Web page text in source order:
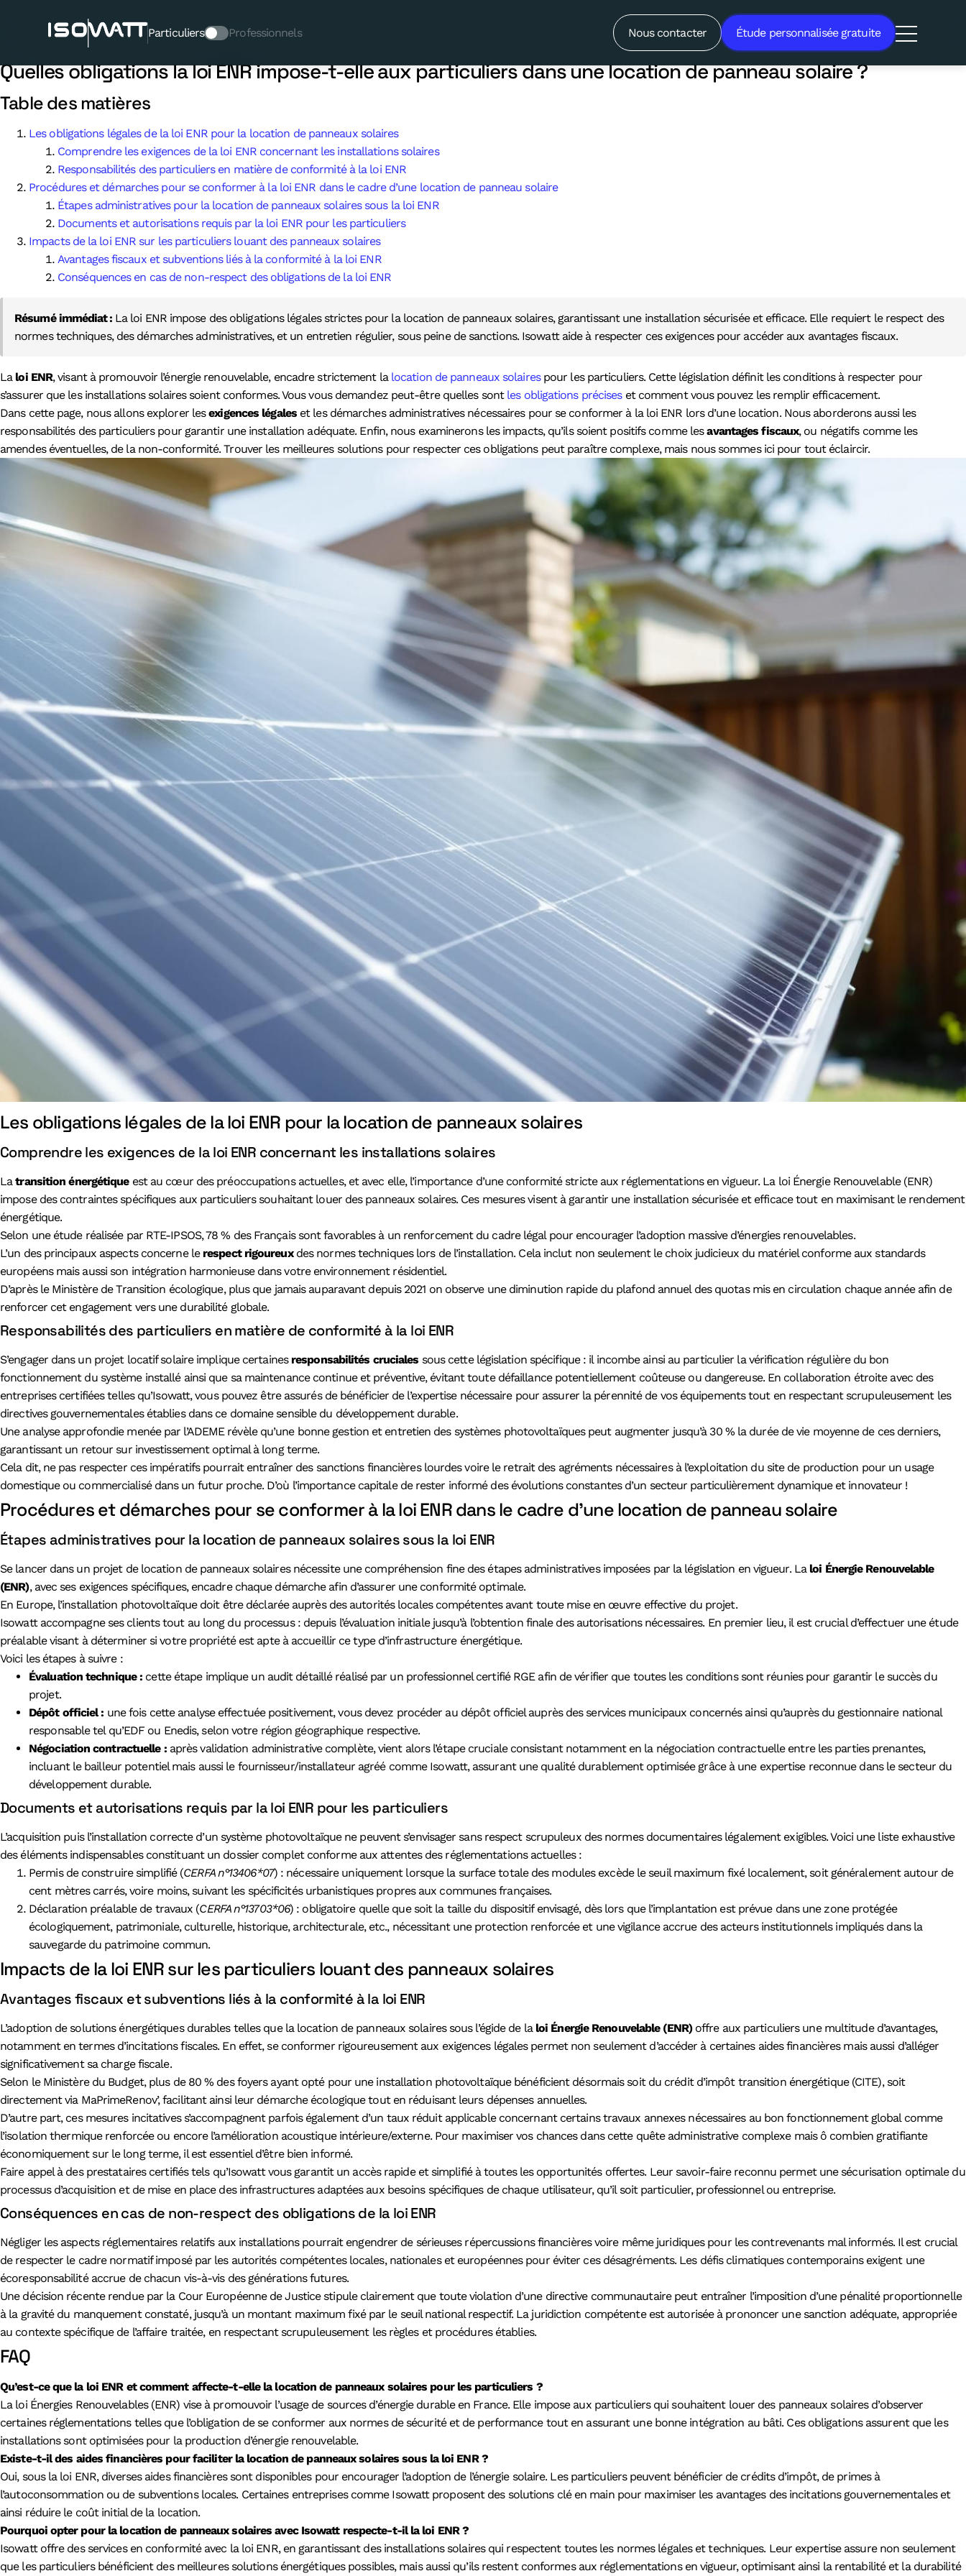
Particuliers Professionnels Nous contacter Étude personnalisée gratuite
Quelles obligations la loi ENR impose-t-elle aux particuliers dans une location de panneau
solaire ?
Quelles obligations la loi ENR impose-t-elle aux particuliers dans une location de panneau solaire ?
Table des matières
Les obligations légales de la loi ENR pour la location de panneaux solaires
Comprendre les exigences de la loi ENR concernant les installations solaires
Responsabilités des particuliers en matière de conformité à la loi ENR
Procédures et démarches pour se conformer à la loi ENR dans le cadre d’une location de panneau solaire
Étapes administratives pour la location de panneaux solaires sous la loi ENR
Documents et autorisations requis par la loi ENR pour les particuliers
Impacts de la loi ENR sur les particuliers louant des panneaux solaires
Avantages fiscaux et subventions liés à la conformité à la loi ENR
Conséquences en cas de non-respect des obligations de la loi ENR
Résumé immédiat : La loi ENR impose des obligations légales strictes pour la location de panneaux solaires, garantissant une installation sécurisée et efficace. Elle requiert le respect des
normes techniques, des démarches administratives, et un entretien régulier, sous peine de sanctions. Isowatt aide à respecter ces exigences pour accéder aux avantages fiscaux.
La loi ENR, visant à promouvoir l’énergie renouvelable, encadre strictement la location de panneaux solairespour les particuliers. Cette législation définit les conditions à respecter pour
s’assurer que les installations solaires soient conformes. Vous vous demandez peut-être quelles sontles obligations préciseset comment vous pouvez les remplir efficacement.
Dans cette page, nous allons explorer lesexigences légaleset les démarches administratives nécessaires pour se conformer à la loi ENR lors d’une location. Nous aborderons aussi les
responsabilités des particuliers pour garantir une installation adéquate. Enfin, nous examinerons les impacts, qu’ils soient positifs comme lesavantages fiscaux, ou négatifs comme les
amendes éventuelles, de la non-conformité. Trouver les meilleures solutions pour respecter ces obligations peut paraître complexe, mais nous sommes ici pour tout éclaircir.
Les obligations légales de la loi ENR pour la location de panneaux solaires
Comprendre les exigences de la loi ENR concernant les installations solaires
Latransition énergétiqueest au cœur des préoccupations actuelles, et avec elle, l’importance d’une conformité stricte aux réglementations en vigueur. La loi Énergie Renouvelable (ENR)
impose des contraintes spécifiques aux particuliers souhaitant louer des panneaux solaires. Ces mesures visent à garantir une installation sécurisée et efficace tout en maximisant le rendement
énergétique.
Selon une étude réalisée par RTE-IPSOS, 78 % des Français sont favorables à un renforcement du cadre légal pour encourager l’adoption massive d’énergies renouvelables.
L’un des principaux aspects concerne le respect rigoureuxdes normes techniques lors de l’installation. Cela inclut non seulement le choix judicieux du matériel conforme aux standards
européens mais aussi son intégration harmonieuse dans votre environnement résidentiel.
D’après le Ministère de Transition écologique, plus que jamais auparavant depuis 2021 on observe une diminution rapide du plafond annuel des quotas mis en circulation chaque année afin de
renforcer cet engagement vers une durabilité globale.
Responsabilités des particuliers en matière de conformité à la loi ENR
S’engager dans un projet locatif solaire implique certaines responsabilités cruciales sous cette législation spécifique : il incombe ainsi au particulier la vérification régulière du bon
fonctionnement du système installé ainsi que sa maintenance continue et préventive, évitant toute défaillance potentiellement coûteuse ou dangereuse. En collaboration étroite avec des
entreprises certifiées telles qu’Isowatt, vous pouvez être assurés de bénéficier de l’expertise nécessaire pour assurer la pérennité de vos équipements tout en respectant scrupuleusement les
directives gouvernementales établies dans ce domaine sensible du développement durable.
Une analyse approfondie menée par l’ADEME révèle qu’une bonne gestion et entretien des systèmes photovoltaïques peut augmenter jusqu’à 30 % la durée de vie moyenne de ces derniers,
garantissant un retour sur investissement optimal à long terme.
Cela dit, ne pas respecter ces impératifs pourrait entraîner des sanctions financières lourdes voire le retrait des agréments nécessaires à l’exploitation du site de production pour un usage
domestique ou commercialisé dans un futur proche. D’où l’importance capitale de rester informé des évolutions constantes d’un secteur particulièrement dynamique et innovateur !
Procédures et démarches pour se conformer à la loi ENR dans le cadre d’une location de panneau solaire
Étapes administratives pour la location de panneaux solaires sous la loi ENR
Se lancer dans un projet de location de panneaux solaires nécessite une compréhension fine des étapes administratives imposées par la législation en vigueur. La loi Énergie Renouvelable
(ENR), avec ses exigences spécifiques, encadre chaque démarche afin d’assurer une conformité optimale.
En Europe, l’installation photovoltaïque doit être déclarée auprès des autorités locales compétentes avant toute mise en œuvre effective du projet.
Isowatt accompagne ses clients tout au long du processus : depuis l’évaluation initiale jusqu’à l’obtention finale des autorisations nécessaires. En premier lieu, il est crucial d’effectuer une étude
préalable visant à déterminer si votre propriété est apte à accueillir ce type d’infrastructure énergétique.
Voici les étapes à suivre :
Évaluation technique : cette étape implique un audit détaillé réalisé par un professionnel certifié RGE afin de vérifier que toutes les conditions sont réunies pour garantir le succès du
projet.
Dépôt officiel : une fois cette analyse effectuée positivement, vous devez procéder au dépôt officiel auprès des services municipaux concernés ainsi qu’auprès du gestionnaire national
responsable tel qu’EDF ou Enedis, selon votre région géographique respective.
Négociation contractuelle :après validation administrative complète, vient alors l’étape cruciale consistant notamment en la négociation contractuelle entre les parties prenantes,
incluant le bailleur potentiel mais aussi le fournisseur/installateur agréé comme Isowatt, assurant une qualité durablement optimisée grâce à une expertise reconnue dans le secteur du
développement durable.
Documents et autorisations requis par la loi ENR pour les particuliers
L’acquisition puis l’installation correcte d’un système photovoltaïque ne peuvent s’envisager sans respect scrupuleux des normes documentaires légalement exigibles. Voici une liste exhaustive
des éléments indispensables constituant un dossier complet conforme aux attentes des réglementations actuelles :
Permis de construire simplifié (CERFA n°13406*07) : nécessaire uniquement lorsque la surface totale des modules excède le seuil maximum fixé localement, soit généralement autour de
cent mètres carrés, voire moins, suivant les spécificités urbanistiques propres aux communes françaises.
Déclaration préalable de travaux (CERFA n°13703*06) : obligatoire quelle que soit la taille du dispositif envisagé, dès lors que l’implantation est prévue dans une zone protégée
écologiquement, patrimoniale, culturelle, historique, architecturale, etc., nécessitant une protection renforcée et une vigilance accrue des acteurs institutionnels impliqués dans la
sauvegarde du patrimoine commun.
Impacts de la loi ENR sur les particuliers louant des panneaux solaires
Avantages fiscaux et subventions liés à la conformité à la loi ENR
L’adoption de solutions énergétiques durables telles que la location de panneaux solaires sous l’égide de la loi Énergie Renouvelable (ENR)offre aux particuliers une multitude d’avantages,
notamment en termes d’incitations fiscales. En effet, se conformer rigoureusement aux exigences légales permet non seulement d’accéder à certaines aides financières mais aussi d’alléger
significativement sa charge fiscale.
Selon le Ministère du Budget, plus de 80 % des foyers ayant opté pour une installation photovoltaïque bénéficient désormais soit du crédit d’impôt transition énergétique (CITE), soit
directement via MaPrimeRenov’, facilitant ainsi leur démarche écologique tout en réduisant leurs dépenses annuelles.
D’autre part, ces mesures incitatives s’accompagnent parfois également d’un taux réduit applicable concernant certains travaux annexes nécessaires au bon fonctionnement global comme
l’isolation thermique renforcée ou encore l’amélioration acoustique intérieure/externe. Pour maximiser vos chances dans cette quête administrative complexe mais ô combien gratifiante
économiquement sur le long terme, il est essentiel d’être bien informé.
Faire appel à des prestataires certifiés tels qu’Isowatt vous garantit un accès rapide et simplifié à toutes les opportunités offertes. Leur savoir-faire reconnu permet une sécurisation optimale du
processus d’acquisition et de mise en place des infrastructures adaptées aux besoins spécifiques de chaque utilisateur, qu’il soit particulier, professionnel ou entreprise.
Conséquences en cas de non-respect des obligations de la loi ENR
Négliger les aspects réglementaires relatifs aux installations pourrait engendrer de sérieuses répercussions financières voire même juridiques pour les contrevenants mal informés. Il est crucial
de respecter le cadre normatif imposé par les autorités compétentes locales, nationales et européennes pour éviter ces désagréments. Les défis climatiques contemporains exigent une
écoresponsabilité accrue de chacun vis-à-vis des générations futures.
Une décision récente rendue par la Cour Européenne de Justice stipule clairement que toute violation d’une directive communautaire peut entraîner l’imposition d’une pénalité proportionnelle
à la gravité du manquement constaté, jusqu’à un montant maximum fixé par le seuil national respectif. La juridiction compétente est autorisée à prononcer une sanction adéquate, appropriée
au contexte spécifique de l’affaire traitée, en respectant scrupuleusement les règles et procédures établies.
FAQ
Qu’est-ce que la loi ENR et comment affecte-t-elle la location de panneaux solaires pour les particuliers ?
La loi Énergies Renouvelables (ENR) vise à promouvoir l’usage de sources d’énergie durable en France. Elle impose aux particuliers qui souhaitent louer des panneaux solaires d’observer
certaines réglementations telles que l’obligation de se conformer aux normes de sécurité et de performance tout en assurant une bonne intégration au bâti. Ces obligations assurent que les
installations sont optimisées pour la production d’énergie renouvelable.
Existe-t-il des aides financières pour faciliter la location de panneaux solaires sous la loi ENR ?
Oui, sous la loi ENR, diverses aides financières sont disponibles pour encourager l’adoption de l’énergie solaire. Les particuliers peuvent bénéficier de crédits d’impôt, de primes à
l’autoconsommation ou de subventions locales. Certaines entreprises comme Isowatt proposent des solutions clé en main pour maximiser les avantages des incitations gouvernementales et
ainsi réduire le coût initial de la location.
Pourquoi opter pour la location de panneaux solaires avec Isowatt respecte-t-il la loi ENR ?
Isowatt offre des services en conformité avec la loi ENR, en garantissant des installations solaires qui respectent toutes les normes légales et techniques. Leur expertise assure non seulement
que les particuliers bénéficient des meilleures solutions énergétiques possibles, mais aussi qu’ils restent conformes aux réglementations en vigueur, optimisant ainsi la rentabilité et la durabilité